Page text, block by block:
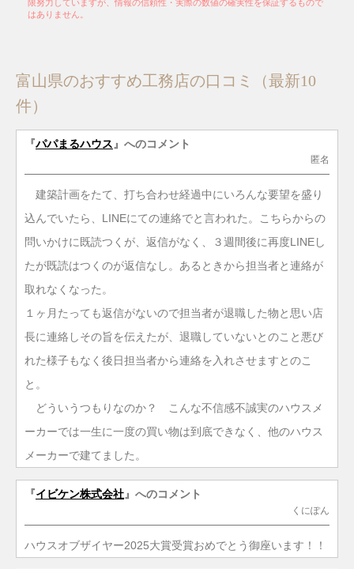
限努力していますが、情報の信頼性・実際の数値の確実性を保証するもので
はありません。
富山県のおすすめ工務店の口コミ（最新10
件）
『パパまるハウス 』へのコメント
匿名
建築計画をたて、打ち合わせ経過中にいろんな要望を盛り
込んでいたら、LINEにての連絡でと言われた。こちらからの
問いかけに既読つくが、返信がなく、３週間後に再度LINEし
たが既読はつくのが返信なし。あるときから担当者と連絡が
取れなくなった。
１ヶ月たっても返信がないので担当者が退職した物と思い店
長に連絡しその旨を伝えたが、退職していないとのこと悪び
れた様子もなく後日担当者から連絡を入れさせますとのこ
と。
どういうつもりなのか？ こんな不信感不誠実のハウスメ
ーカーでは一生に一度の買い物は到底できなく、他のハウス
メーカーで建てました。
『イビケン株式会社』へのコメント
くにぽん
ハウスオブザイヤー2025大賞受賞おめでとう御座います！！